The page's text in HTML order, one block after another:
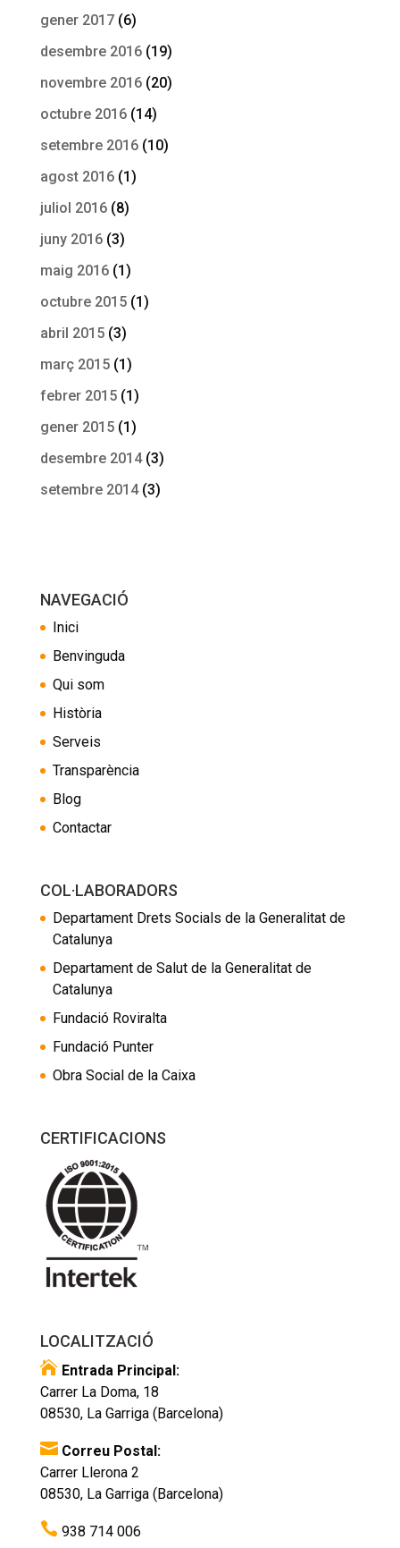
gener 2017(6)
desembre 2016(19)
novembre 2016(20)
octubre 2016(14)
setembre 2016(10)
agost 2016(1)
juliol 2016(8)
juny 2016(3)
maig 2016(1)
octubre 2015(1)
abril 2015(3)
març 2015(1)
febrer 2015(1)
gener 2015(1)
desembre 2014(3)
setembre 2014(3)
NAVEGACIÓ
Inici
Benvinguda
Qui som
Història
Serveis
Transparència
Blog
Contactar
COL·LABORADORS
Departament Drets Socials de la Generalitat de
Catalunya
Departament de Salut de la Generalitat de
Catalunya
Fundació Roviralta
Fundació Punter
Obra Social de la Caixa
CERTIFICACIONS
LOCALITZACIÓ
 Entrada Principal:
Carrer La Doma, 18
08530, La Garriga (Barcelona)
 Correu Postal:
Carrer Llerona 2
08530, La Garriga (Barcelona)
938 714 006